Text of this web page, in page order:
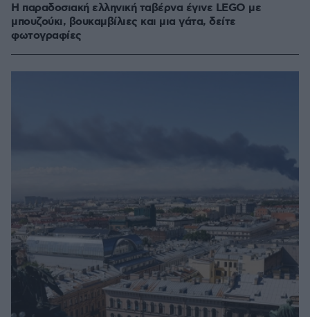
Η παραδοσιακή ελληνική ταβέρνα έγινε LEGO με
μπουζούκι, βουκαμβίλιες και μια γάτα, δείτε
φωτογραφίες